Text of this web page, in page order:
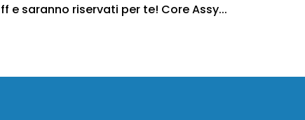
e saranno riservati per te! Core Assy...